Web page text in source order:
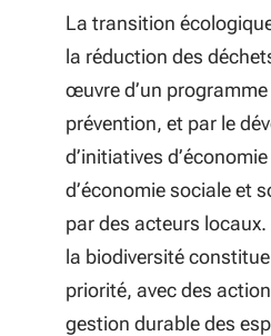
La transition
la réduction des
œuvre d’un
prévention, et par le
d’initiatives
d’économie sociale et
par des acteurs
la biodiversité
priorité, avec des
gestion durable des